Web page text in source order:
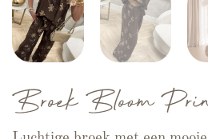
Broek Bloom